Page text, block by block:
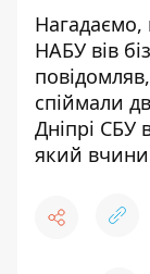
НАБУ вів
спіймали
Дніпрі СБУ
який